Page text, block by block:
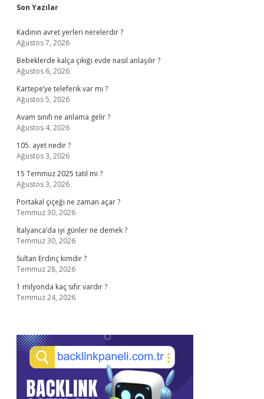
Sidebar
Son Yazılar
Kadının avret yerleri nerelerdir ?
Ağustos 7, 2026
Bebeklerde kalça çıkığı evde nasıl anlaşılır ?
Ağustos 6, 2026
Kartepe’ye teleferik var mı ?
Ağustos 5, 2026
Avam sınıfı ne anlama gelir ?
Ağustos 4, 2026
105. ayet nedir ?
Ağustos 3, 2026
15 Temmuz 2025 tatil mi ?
Ağustos 3, 2026
Portakal çiçeği ne zaman açar ?
Temmuz 30, 2026
İtalyanca’da iyi günler ne demek ?
Temmuz 30, 2026
Sultan Erdinç kimdir ?
Temmuz 28, 2026
1 milyonda kaç sıfır vardır ?
Temmuz 24, 2026